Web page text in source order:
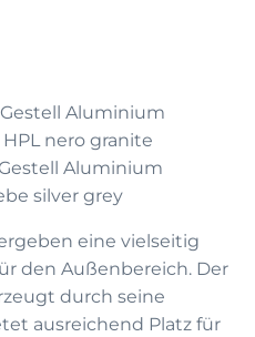
Aluminium
nero granite
Aluminium
silver grey
eine vielseitig
den Außenbereich. Der
durch seine
ausreichend Platz für